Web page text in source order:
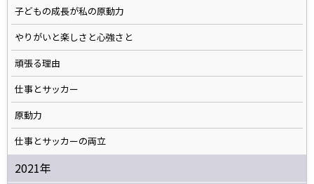
子どもの成長が私の原動力
やりがいと楽しさと心強さと
頑張る理由
仕事とサッカー
原動力
仕事とサッカーの両立
2021年